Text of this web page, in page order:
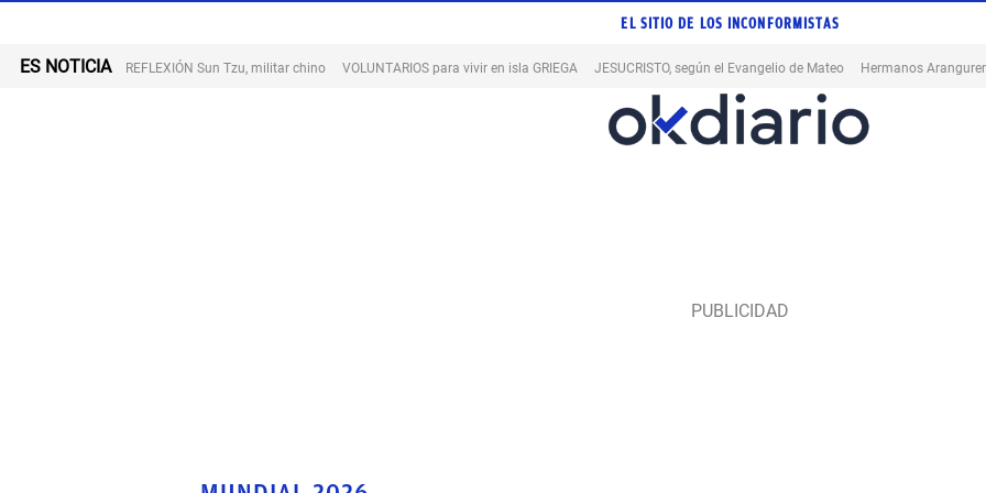
EL SITIO DE LOS INCONFORMISTAS
ES NOTICIA REFLEXIÓN Sun Tzu, militar chino VOLUNTARIOS para vivir en isla GRIEGA JESUCRISTO, según el Evangelio de Mateo Hermanos Aranguren